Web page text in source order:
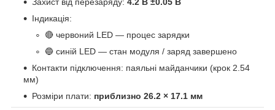
Індикація:
🔴 червоний LED — процес зарядки
🔵 синій LED — стан модуля / заряд завершено
Контакти підключення: паяльні майданчики (крок 2.54
мм)
Розміри плати: приблизно 26.2 × 17.1 мм